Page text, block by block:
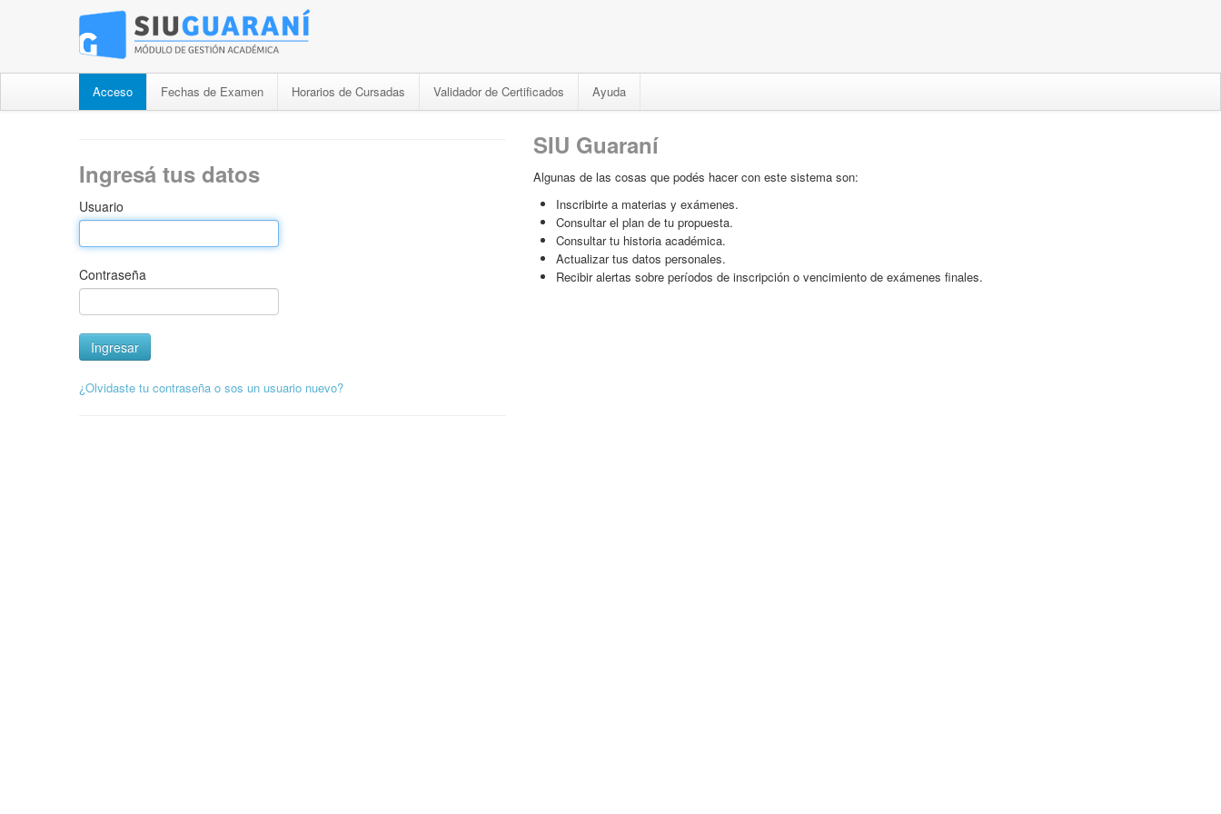
Acceso Fechas de Examen Horarios de Cursadas Validador de Certificados Ayuda
Ingresá tus datos
Usuario
Contraseña
¿Olvidaste tu contraseña o sos un usuario nuevo?
SIU Guaraní
Algunas de las cosas que podés hacer con este sistema son:
Inscribirte a materias y exámenes.
Consultar el plan de tu propuesta.
Consultar tu historia académica.
Actualizar tus datos personales.
Recibir alertas sobre períodos de inscripción o vencimiento de exámenes finales.